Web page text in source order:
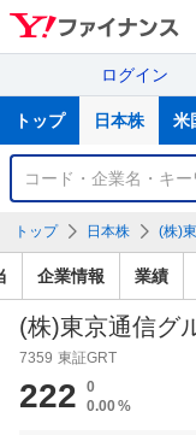
ログイン
サ
トップ 日本株 米
銘
検
トップ 日本株 (株)
企業情報 業績
(株)東京通信グ
7359 東証GRT
222
0
0.00%